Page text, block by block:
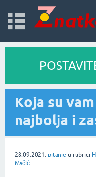
Koja su
najbolja i
28.09.2021. pitanje u rubrici
Mačić